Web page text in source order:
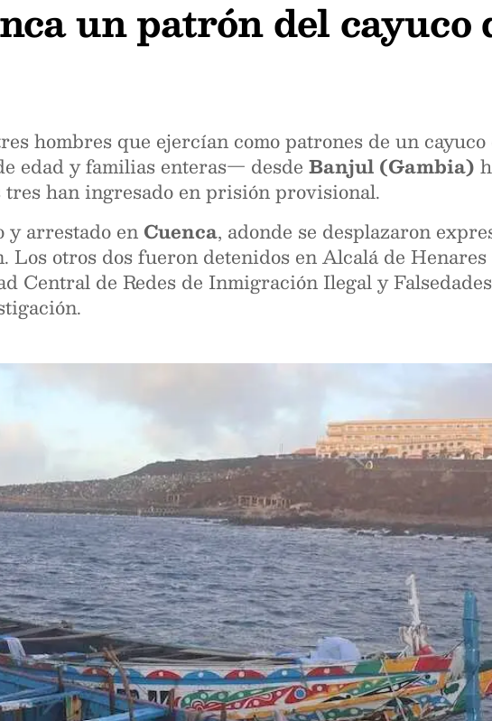
un patrón del cayuco
hombres que ejercían como patrones de un
edad y familias enteras— desde Banjul (Gambia)
han ingresado en prisión provisional.
y arrestado en Cuenca, adonde se desplazaron
Los otros dos fueron detenidos en Alcalá de
Central de Redes de Inmigración Ilegal y